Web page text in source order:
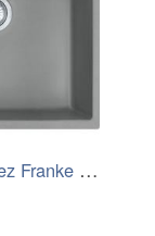
Tectonitový dřez Franke SID 110-50 Šedá